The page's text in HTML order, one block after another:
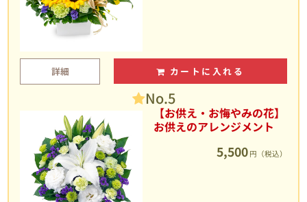
詳細 カートに入れる
No.5
【お供え・お悔やみの花】
お供えのアレンジメント
5,500 円（税込）